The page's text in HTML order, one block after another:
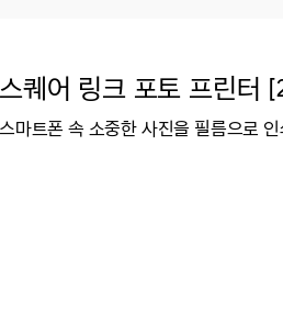
스퀘어 링크 포토 프린터
스마트폰 속 소중한 사진을 필름으로